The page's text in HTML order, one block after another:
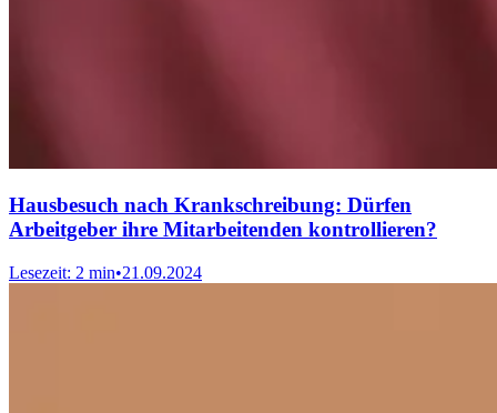
Hausbesuch nach Krankschreibung: Dürfen
Arbeitgeber ihre Mitarbeitenden kontrollieren?
Lesezeit: 2 min•21.09.2024